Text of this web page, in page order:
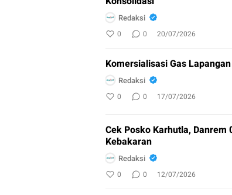
Redaksi
0 0 20/07/2026
Komersialisasi Gas
Redaksi
0 0 17/07/2026
Cek Posko Karhutla, Danrem
Kebakaran
Redaksi
0 0 12/07/2026